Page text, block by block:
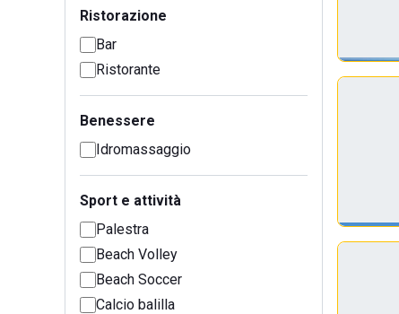
Ristorazione
Bar
Ristorante
Benessere
Idromassaggio
Sport e attività
Palestra
Beach Volley
Beach Soccer
Calcio balilla